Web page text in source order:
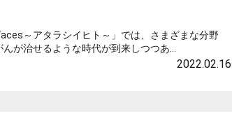
～アタラシイヒト～」では、さまざまな分野
治せるような時代が到来しつつあ...
2022.02.16